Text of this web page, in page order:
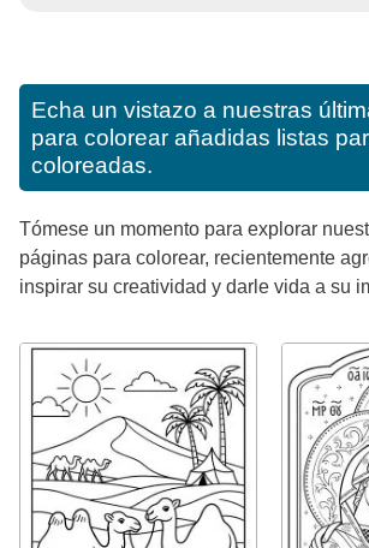
Echa un vistazo a nuestras
para colorear añadidas listas
coloreadas.
Tómese un momento para explorar
páginas para colorear, recientemente
inspirar su creatividad y darle vida a su